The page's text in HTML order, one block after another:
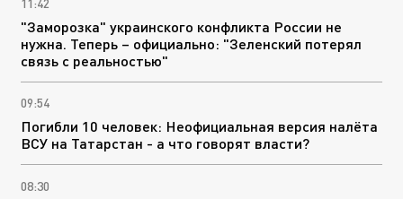
11:42
"Заморозка" украинского конфликта России не
нужна. Теперь – официально: "Зеленский потерял
связь с реальностью"
09:54
Погибли 10 человек: Неофициальная версия налёта
ВСУ на Татарстан - а что говорят власти?
08:30